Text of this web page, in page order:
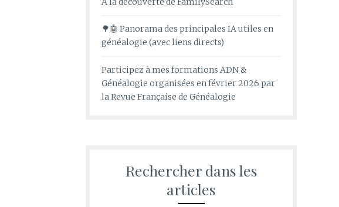
🌳🤖 Panorama des principales IA utiles en
généalogie (avec liens directs)
Participez à mes formations ADN &
Généalogie organisées en février 2026 par
la Revue Française de Généalogie
Rechercher dans les
articles